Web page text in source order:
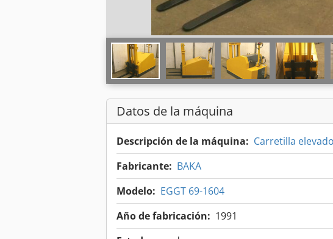
Datos de la máquina
Descripción de la máquina: Carretilla
Fabricante: BAKA
Modelo: EGGT 69-1604
Año de fabricación: 1991